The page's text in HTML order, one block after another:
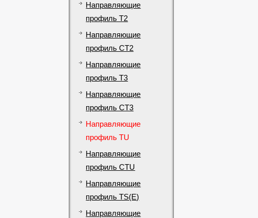
Направляющие
профиль T2
Направляющие
профиль CT2
Направляющие
профиль T3
Направляющие
профиль CT3
Направляющие
профиль TU
Направляющие
профиль CTU
Направляющие
профиль TS(E)
Направляющие